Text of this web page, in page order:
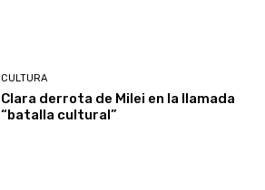
CULTURA
Clara derrota de Milei en la llamada
“batalla cultural”